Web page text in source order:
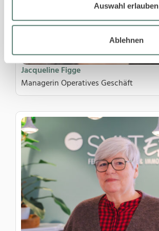
Auswahl erlauben
Ablehnen
Jacqueline Figge
Managerin Operatives Geschäft